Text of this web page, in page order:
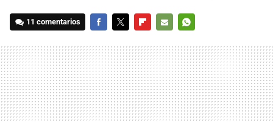
11 comentarios
MAIL